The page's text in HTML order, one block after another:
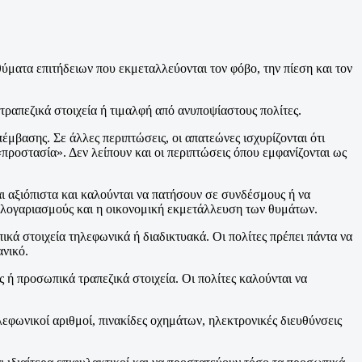
επιτήδειων που εκμεταλλεύονται τον φόβο, την πίεση και τον
στοιχεία ή τιμαλφή από ανυποψίαστους πολίτες.
Σε άλλες περιπτώσεις, οι απατεώνες ισχυρίζονται ότι
Δεν λείπουν και οι περιπτώσεις όπου εμφανίζονται ως
και καλούνται να πατήσουν σε συνδέσμους ή να
και η οικονομική εκμετάλλευση των θυμάτων.
τηλεφωνικά ή διαδικτυακά. Οι πολίτες πρέπει πάντα να
τραπεζικά στοιχεία. Οι πολίτες καλούνται να
αριθμοί, πινακίδες οχημάτων, ηλεκτρονικές διευθύνσεις